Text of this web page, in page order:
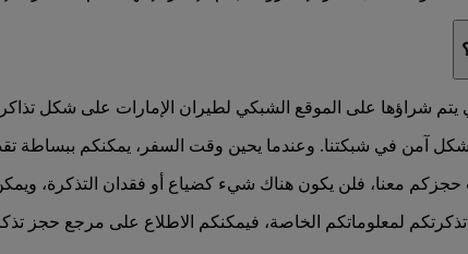
يتم شراؤها على الموقع الشبكي لطيران الإمارات على شكل تذاكر
آمن في شبكتنا. وعندما يحين وقت السفر، يمكنكم ببساطة
حجزكم معنا، فلن يكون هناك شيء كضياع أو فقدان التذكرة،
لمعلوماتكم الخاصة، فيمكنكم الاطلاع على مرجع حجز